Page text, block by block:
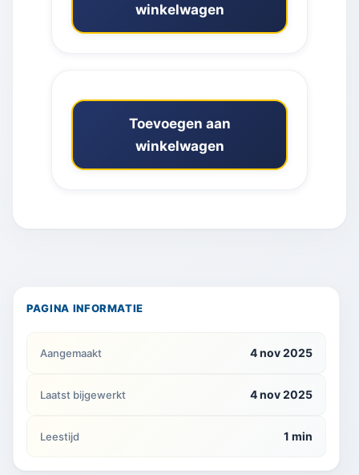
winkelwagen
Toevoegen aan
winkelwagen
PAGINA INFORMATIE
Aangemaakt 4 nov 2025
Laatst bijgewerkt 4 nov 2025
Leestijd 1 min